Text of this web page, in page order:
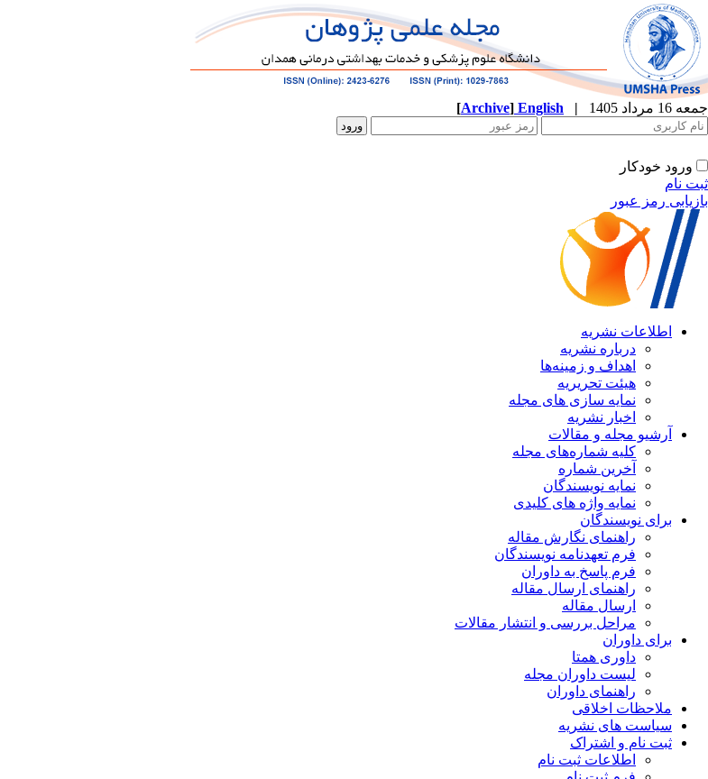
جمعه 16 مرداد 1405 |
English
[Archive]
ورود خودکار
ثبت نام
بازیابی رمز عبور
اطلاعات نشریه
درباره نشریه
اهداف و زمینه‌ها
هیئت تحریریه
نمایه سازی های مجله
اخبار نشریه
آرشیو مجله و مقالات
کلیه شماره‌های مجله
آخرین شماره
نمایه نویسندگان
نمایه واژه های کلیدی
برای نویسندگان
راهنمای نگارش مقاله
فرم تعهدنامه نویسندگان
فرم پاسخ به داوران
راهنمای ارسال مقاله
ارسال مقاله
مراحل بررسی و انتشار مقالات
برای داوران
داوری همتا
لیست داوران مجله
راهنمای داوران
ملاحظات اخلاقی
سیاست های نشریه
ثبت نام و اشتراک
اطلاعات ثبت نام